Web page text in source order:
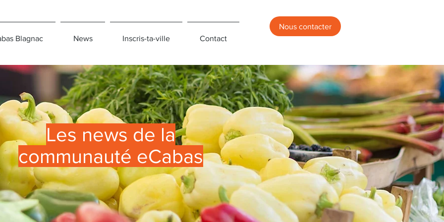
Blagnac News Inscris-ta-ville Contact
Nous contacter
Les news de la
communauté eCabas